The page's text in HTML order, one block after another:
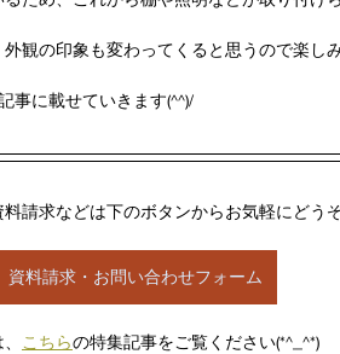
観の印象も変わってくると思うので楽し
事に載せていきます(^^)/
請求などは下のボタンからお気軽にどうぞ
資料請求・お問い合わせフォーム
こちらの特集記事をご覧ください(*^_^*)